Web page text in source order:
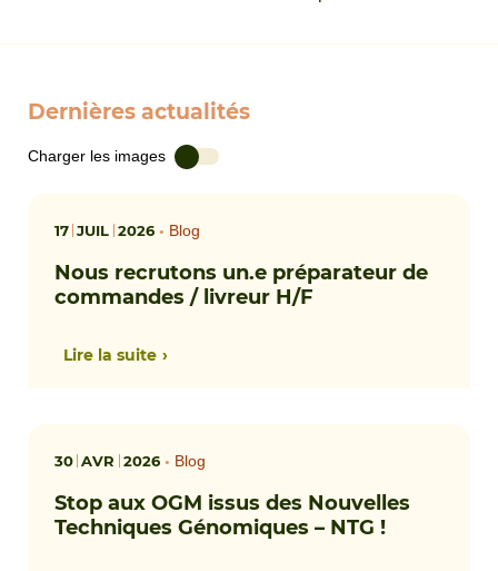
Dernières actualités
Charger les images
17 JUIL 2026• Blog
Nous recrutons un.e préparateur de
commandes / livreur H/F
Lire la suite
30 AVR 2026• Blog
Stop aux OGM issus des Nouvelles
Techniques Génomiques – NTG !